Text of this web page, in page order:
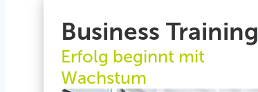
Business Training
Erfolg beginnt mit
Wachstum